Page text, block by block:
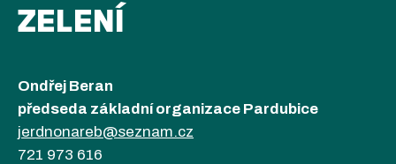
ZELENÍ
Ondřej Beran
předseda základní organizace Pardubice
jerdnonareb@seznam.cz
721 973 616